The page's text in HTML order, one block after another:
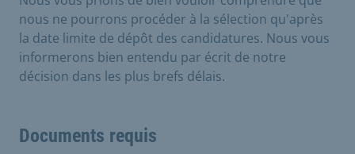
nous ne pourrons procéder à la sélection qu'après
la date limite de dépôt des candidatures. Nous vous
informerons bien entendu par écrit de notre
décision dans les plus brefs délais.
Documents requis